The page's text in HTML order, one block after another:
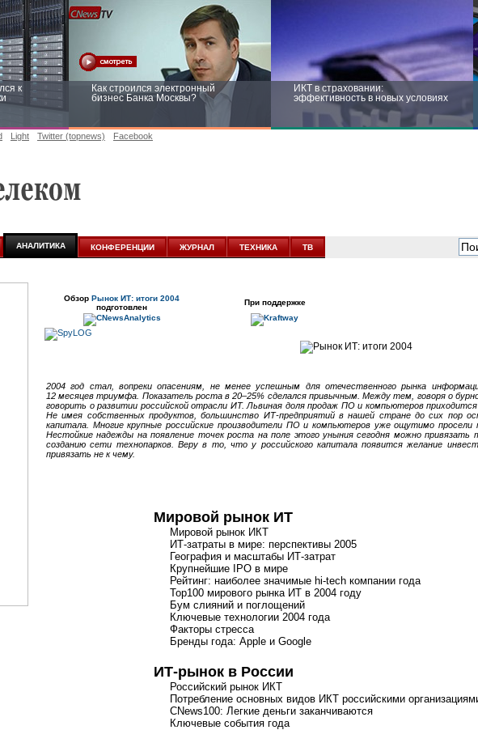
к
Как строился электронный
бизнес Банка Москвы?
ИКТ в страховании:
эффективность в новых условиях
новых условиях
Light Twitter (topnews) Facebook
АНАЛИТИКА КОНФЕРЕНЦИИ ЖУРНАЛ ТЕХНИКА ТВ
Обзор Рынок ИТ: итоги 2004
подготовлен
При поддержке
2004 год стал, вопреки опасениям, не менее успешным для отечественного рынка
12 месяцев триумфа. Показатель роста в 20–25% сделался привычным. Между тем, говоря о
говорить о развитии российской отрасли ИТ. Львиная доля продаж ПО и компьютеров
Не имея собственных продуктов, большинство ИТ-предприятийв нашей стране до сих пор
капитала. Многие крупные российские производители ПО и компьютеров уже ощутимо просели
Нестойкие надежды на появление точек роста на поле этого уныния сегодня можно привязать
созданию сети технопарков. Веру в то, что у российского капитала появится желание
привязать не к чему.
Мировой рынок ИТ
Мировой рынок ИКТ
ИТ-затраты в мире: перспективы 2005
География и масштабы ИТ-затрат
Крупнейшие IPO в мире
Рейтинг: наиболее значимые hi-tech компании года
Top100 мирового рынка ИТ в 2004 году
Бум слияний и поглощений
Ключевые технологии 2004 года
Факторы стресса
Бренды года: Apple и Google
ИТ-рынок в России
Российский рынок ИКТ
Потребление основных видов ИКТ российскими
CNews100: Легкие деньги заканчиваются
Ключевые события года